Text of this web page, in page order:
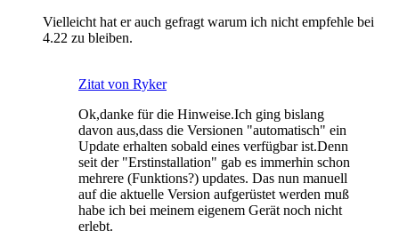
Vielleicht hat er auch gefragt warum ich nicht empfehle bei
4.22 zu bleiben.
Zitat von Ryker
Ok,danke für die Hinweise.Ich ging bislang
davon aus,dass die Versionen "automatisch" ein
Update erhalten sobald eines verfügbar ist.Denn
seit der "Erstinstallation" gab es immerhin schon
mehrere (Funktions?) updates. Das nun manuell
auf die aktuelle Version aufgerüstet werden muß
habe ich bei meinem eigenem Gerät noch nicht
erlebt.